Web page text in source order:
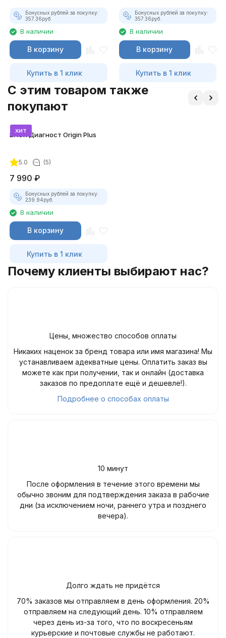
Бонусных рублей за покупку:
357.36руб.
В наличии
В корзину
Купить в 1 клик
Бонусных рублей за покупку:
357.36руб.
В наличии
В корзину
Купить в 1 клик
C этим товаром также
покупают
хит
ВАСЯ Диагност Origin Plus
5.0 (5)
7 990 ₽
Бонусных рублей за покупку:
239.94руб.
В наличии
В корзину
Купить в 1 клик
Почему клиенты выбирают нас?
Цены, множество способов оплаты
Никаких наценок за бренд товара или имя магазина! Мы
устанавливаем адекватные цены. Оплатить заказ вы
можете как при получении, так и онлайн (доставка
заказов по предоплате ещё и дешевле!).
Подробнее о способах оплаты
10 минут
После оформления в течение этого времени мы
обычно звоним для подтверждения заказа в рабочие
дни (за исключением ночи, раннего утра и позднего
вечера).
Долго ждать не придётся
70% заказов мы отправляем в день оформления. 20%
отправляем на следующий день. 10% отправляем
через день из-за того, что по воскресеньям
курьерские и почтовые службы не работают.